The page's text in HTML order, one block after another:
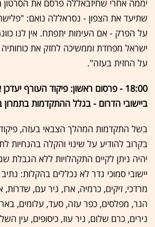
יממה אחרי שחיזבאללה פרסם את
שתיעד את הצפון - נסראללה נואם:
על הפרק - אם העימות יתפתח. אין לנו
ישראל מפחדת וממשיכה לחזק את
על החזית בעזה".
18:00 - פרסום ראשון: פיקוד העורף
ביישובי הדרום - בגלל ההתקדמות בתמרון
בשל התקדמות המהלך הצבאי בעזה,
בקרוב להודיע על שינוי והקלה בהנחיות
יהיה ניתן לקיים התקהלויות ללא הגבלת
יישובי סמוכי גדר לא נכללים בהקלות:
מרדכי, זיקים, כרמיה, ארז, ניר עם, שדרות,
הנר, מפלסים, כפר עזה, סעד, עלומים,
נירים, כרם שלום, ניר עוז, כיסופים, עין